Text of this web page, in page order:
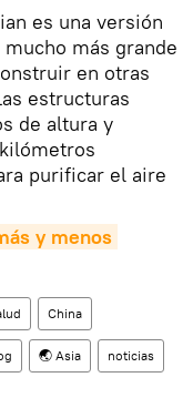
es una versión
más grande
en otras
estructuras
de altura y
purificar el aire
y menos
China
🌏 Asia noticias